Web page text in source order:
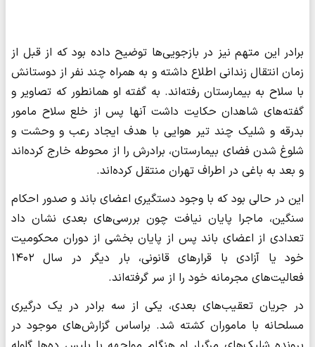
برادر این متهم نیز در بازجویی‌ها توضیح داده بود که از قبل از
زمان انتقال زندانی اطلاع داشته و به همراه چند نفر از دوستانش
با سلاح به بیمارستان رفته‌اند. به گفته او همانطور که تصاویر و
گفته‌های شاهدان حکایت داشت آنها پس از خلع سلاح مامور
بدرقه و شلیک چند تیر هوایی با هدف ایجاد رعب و وحشت و
شلوغ شدن فضای بیمارستان، برادرش را از محوطه خارج کرده‌اند
و بعد به باغی در اطراف تهران منتقل کرده‌اند.
این در حالی بود که با وجود دستگیری اعضای باند و صدور احکام
سنگین، ماجرا پایان نیافت چون بررسی‌های بعدی نشان داد
تعدادی از اعضای باند پس از پایان بخشی از دوران محکومیت
خود یا آزادی با قرارهای قانونی، بار دیگر در سال ۱۴۰۲
فعالیت‌های مجرمانه خود را از سر گرفته‌اند.
در جریان تعقیب‌های بعدی، یکی از سه برادر در یک درگیری
مسلحانه با ماموران کشته شد. براساس گزارش‌های موجود در